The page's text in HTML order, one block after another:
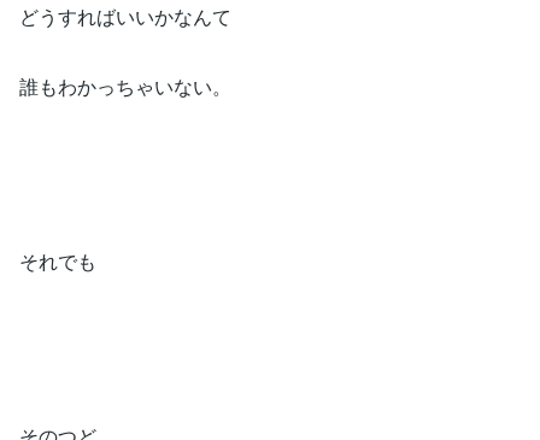
どうすればいいかなんて⁡
誰もわかっちゃいない。⁡
それでも⁡